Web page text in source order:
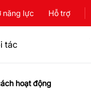
năng lực Hỗ trợ
tác
hoạt động